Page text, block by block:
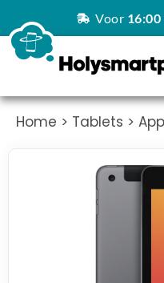
Voor 16:00
Home > Tablets >